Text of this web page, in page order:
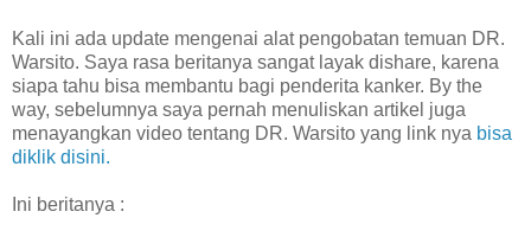
Kali ini ada update mengenai alat pengobatan temuan DR.
Warsito. Saya rasa beritanya sangat layak dishare, karena
siapa tahu bisa membantu bagi penderita kanker. By the
way, sebelumnya saya pernah menuliskan artikel juga
menayangkan video tentang DR. Warsito yang link nya bisa
diklik disini.
Ini beritanya :